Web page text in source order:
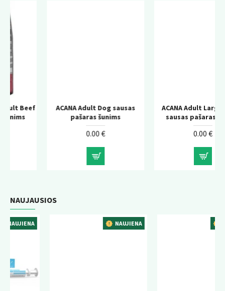
ACANA Adult Dog sausas
pašaras šunims
ACANA Adult Large Breed
sausas pašaras šunims
NAUJAUSIOS
NAUJIENA NAUJIENA